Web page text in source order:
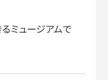
ミュージアムで